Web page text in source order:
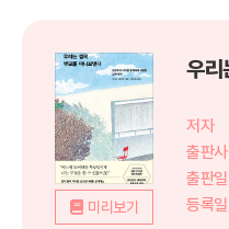
미리보기
저자
출판사
출판일
등록일